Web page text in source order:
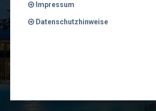
Impressum
Datenschutzhinweise
Diese Cookies sind für den Betrieb der
möchten, um Ihnen unsere Dienste bei